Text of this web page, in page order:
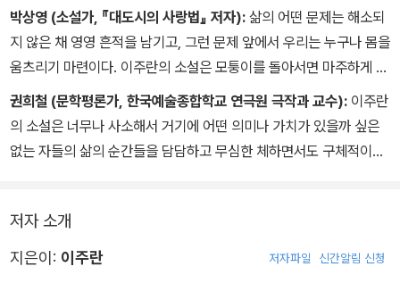
박상영 (소설가, 『대도시의 사랑법』 저자): 삶의 어떤 문제는 해소되
지 않은 채 영영 흔적을 남기고, 그런 문제 앞에서 우리는 누구나 몸을
움츠리기 마련이다. 이주란의 소설은 모퉁이를 돌아서면 마주하게 될
감정이 두려워, 결국에는 주변을 빙빙 돌고 있는 사람들의 이야기이
다. 함부로 무엇을 알고 있다고 단정하지 않고, 한 발짝 물러서서 고통
을 그저 바라볼 줄 아는 이주란의 소설을 나는 사랑한다.
권희철 (문학평론가, 한국예술종합학교 연극원 극작과 교수): 이주란
의 소설은 너무나 사소해서 거기에 어떤 의미나 가치가 있을까 싶은
없는 자들의 삶의 순간들을 담담하고 무심한 체하면서도 구체적이고
게 해준다.
저자 소개
지은이: 이주란 저자파일 신간알림 신청